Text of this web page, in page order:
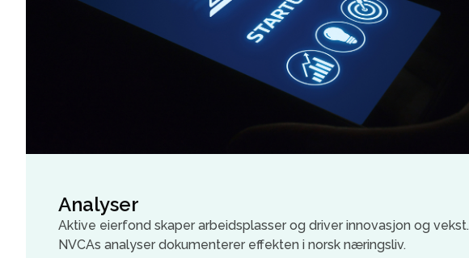
Analyser
Aktive eierfond skaper arbeidsplasser og driver innovasjon og vekst.
NVCAs analyser dokumenterer effekten i norsk næringsliv.